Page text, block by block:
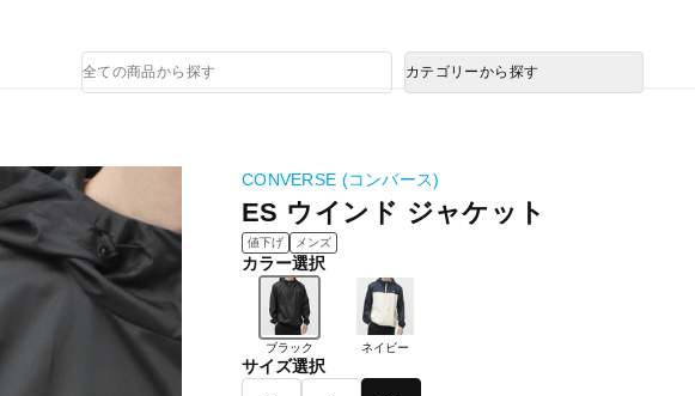
品
検
カテゴリーから探す
CONVERSE (コンバース)
ES ウインド ジャケット
値下げ メンズ
カラー選択
ブラック ネイビー
サイズ選択